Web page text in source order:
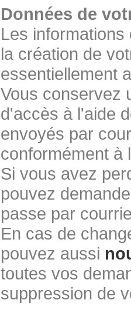
Données de
Les
la création de
essentiellement
Vous conservez
d'accès à l'aide
envoyés par
conformément à
Si vous avez
pouvez
passe par
En cas de
pouvez aussi
toutes vos
suppression de